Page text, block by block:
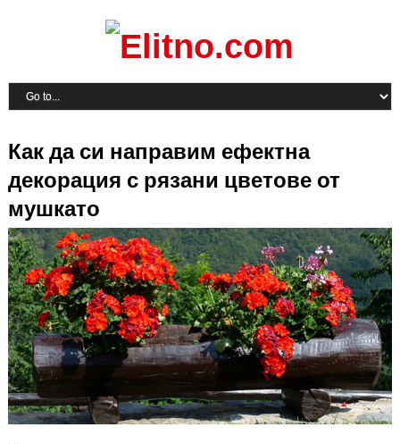
Как да си направим ефектна
декорация с рязани цветове от
мушкато